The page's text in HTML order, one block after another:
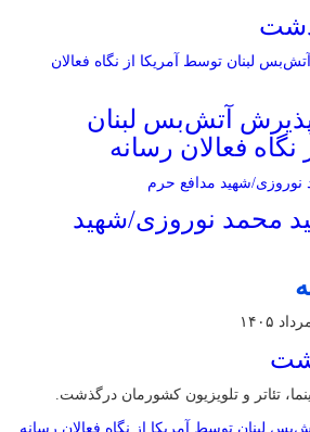
آتش‌بس لبنان
فعالان رسانه
محمد نوروزی/شهید
تئاتر و تلویزیون کشورمان درگذشت.